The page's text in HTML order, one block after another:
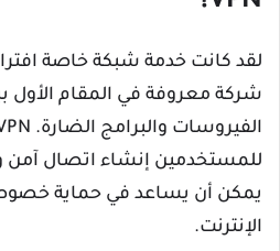
شركة معروفة في المقام الأول
للمستخدمين إنشاء اتصال آمن
يمكن أن يساعد في حماية
الإنترنت.